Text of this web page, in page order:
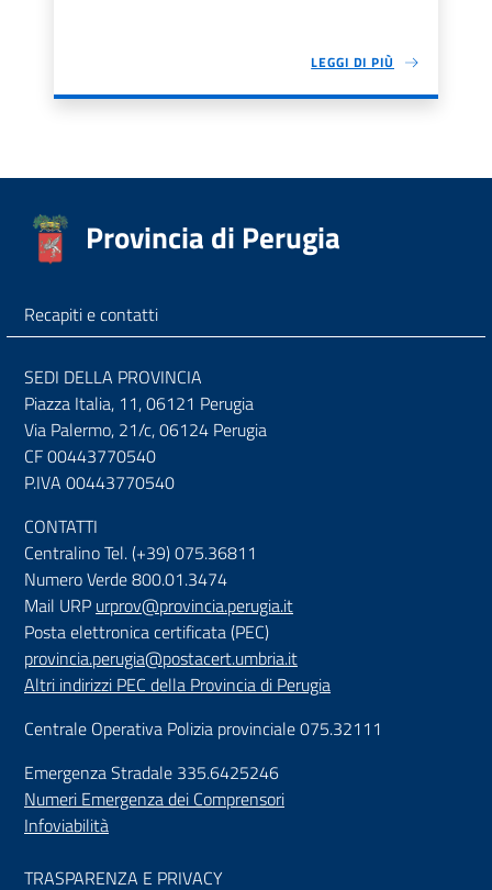
LEGGI DI PIÙ
Provincia di Perugia
Recapiti e contatti
SEDI DELLA PROVINCIA
Piazza Italia, 11, 06121 Perugia
Via Palermo, 21/c, 06124 Perugia
CF 00443770540
P.IVA 00443770540
CONTATTI
Centralino Tel. (+39) 075.36811
Numero Verde 800.01.3474
Mail URP urprov@provincia.perugia.it
Posta elettronica certificata (PEC)
provincia.perugia@postacert.umbria.it
Altri indirizzi PEC della Provincia di Perugia
Centrale Operativa Polizia provinciale 075.32111
Emergenza Stradale 335.6425246
Numeri Emergenza dei Comprensori
Infoviabilità
TRASPARENZA E PRIVACY